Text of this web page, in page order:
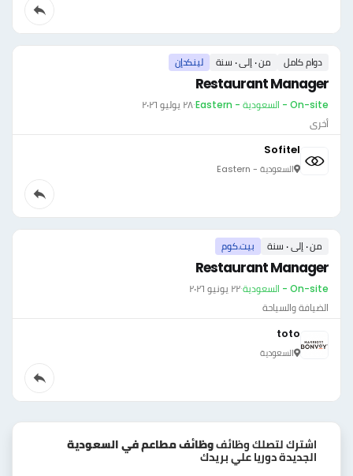
دوام كامل من ٠ إلى ٠ سنة لينكدإن
Restaurant Manager
On-site - السعودية - Eastern ·٢٨ يوليو ٢٠٢٦
أخرى
Sofitel
السعودية - Eastern
من ٠ إلى ٠ سنة بيت.كوم
Restaurant Manager
On-site - السعودية ·٢٢ يونيو ٢٠٢٦
الضيافة والسياحة
toto
السعودية
اشترك لتصلك وظائفوظائف مطاعم في السعودية
الجديدة دوريا علي بريدك